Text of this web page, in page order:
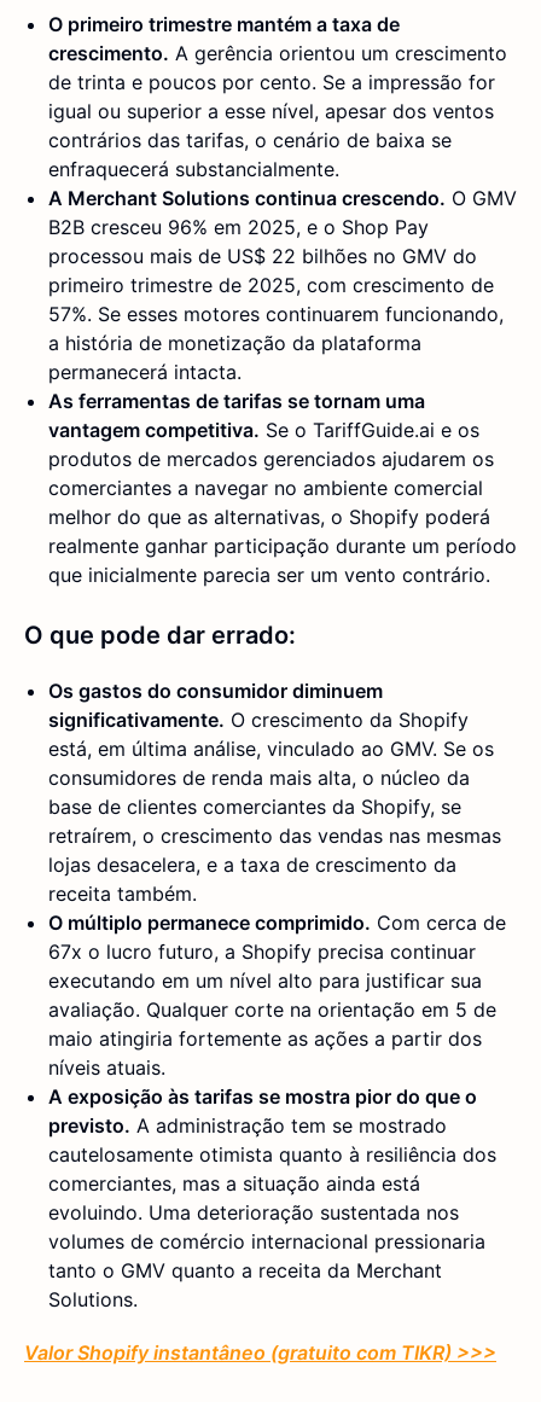
O primeiro trimestre mantém a taxa de
crescimento. A gerência orientou um crescimento
de trinta e poucos por cento. Se a impressão for
igual ou superior a esse nível, apesar dos ventos
contrários das tarifas, o cenário de baixa se
enfraquecerá substancialmente.
A Merchant Solutions continua crescendo. O GMV
B2B cresceu 96% em 2025, e o Shop Pay
processou mais de US$ 22 bilhões no GMV do
primeiro trimestre de 2025, com crescimento de
57%. Se esses motores continuarem funcionando,
a história de monetização da plataforma
permanecerá intacta.
As ferramentas de tarifas se tornam uma
vantagem competitiva. Se o TariffGuide.ai e os
produtos de mercados gerenciados ajudarem os
comerciantes a navegar no ambiente comercial
melhor do que as alternativas, o Shopify poderá
realmente ganhar participação durante um período
que inicialmente parecia ser um vento contrário.
O que pode dar errado:
Os gastos do consumidor diminuem
significativamente. O crescimento da Shopify
está, em última análise, vinculado ao GMV. Se os
consumidores de renda mais alta, o núcleo da
base de clientes comerciantes da Shopify, se
retraírem, o crescimento das vendas nas mesmas
lojas desacelera, e a taxa de crescimento da
receita também.
O múltiplo permanece comprimido. Com cerca de
67x o lucro futuro, a Shopify precisa continuar
executando em um nível alto para justificar sua
avaliação. Qualquer corte na orientação em 5 de
maio atingiria fortemente as ações a partir dos
níveis atuais.
A exposição às tarifas se mostra pior do que o
previsto. A administração tem se mostrado
cautelosamente otimista quanto à resiliência dos
comerciantes, mas a situação ainda está
evoluindo. Uma deterioração sustentada nos
volumes de comércio internacional pressionaria
tanto o GMV quanto a receita da Merchant
Solutions.
Valor Shopify instantâneo (gratuito com TIKR) >>>